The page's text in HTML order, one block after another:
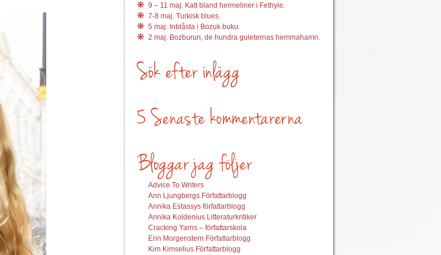
9 – 11 maj. Katt bland hermeliner i Fethyie.
7-8 maj. Turkisk blues.
5 maj. Inblåsta i Bozuk buku.
2 maj. Bozburun, de hundra guleternas hemmahamn.
Advice To Writers
Ann Ljungbergs Författarblogg
Annika Estassys författarblogg
Annika Koldenius Litteraturkritiker
Cracking Yarns – författarskola
Erin Morgenstern Författarblogg
Kim Kimselius Författarblogg